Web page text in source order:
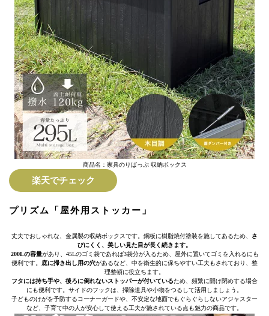
商品名：家具のりばっぷ 収納ボックス
楽天でチェック
プリズム「屋外用ストッカー」
丈夫でおしゃれな、金属製の収納ボックスです。鋼板に樹脂焼付塗装を施してあるため、 さ
びにくく、美しい見た目が長く続きます。
200Lの容量があり、45Lのゴミ袋であれば3袋分が入るため、屋外に置いてゴミを入れるにも
便利です。 底に掃き出し用の穴があるなど、中を衛生的に保ちやすい工夫もされており、整
理整頓に役立ちます。
フタには持ち手や、後ろに倒れないストッパーが付いているため、頻繁に開け閉めする場合
にも便利です。サイドのフックは、掃除道具や小物をつるして活用しましょう。
子どものけがを予防するコーナーガードや、不安定な地面でもぐらぐらしないアジャスター
など、子育て中の人が安心して使える工夫が施されている点も魅力の商品です。